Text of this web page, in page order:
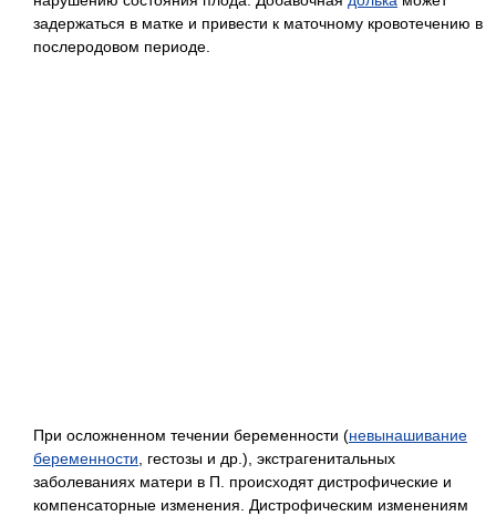
задержаться в матке и привести к маточному кровотечению в
послеродовом периоде.
При осложненном течении беременности (невынашивание
беременности , гестозы и др.), экстрагенитальных
заболеваниях матери в П. происходят дистрофические и
компенсаторные изменения. Дистрофическим изменениям